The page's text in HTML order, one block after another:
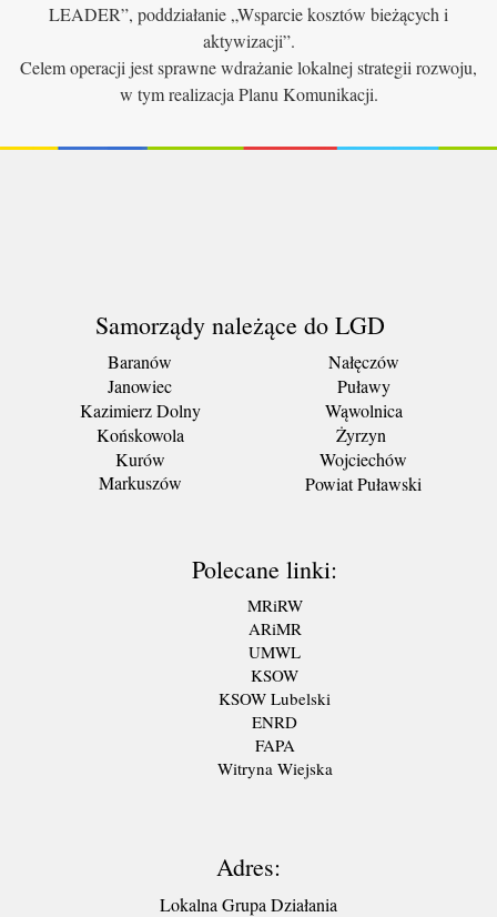
LEADER”, poddziałanie „Wsparcie kosztów bieżących i
aktywizacji”.
Celem operacji jest sprawne wdrażanie lokalnej strategii rozwoju,
w tym realizacja Planu Komunikacji.
Samorządy należące do LGD
Baranów
Janowiec
Kazimierz Dolny
Końskowola
Kurów
Markuszów
Nałęczów
Puławy
Wąwolnica
Żyrzyn
Wojciechów
Powiat Puławski
Polecane linki:
MRiRW
ARiMR
UMWL
KSOW
KSOW Lubelski
ENRD
FAPA
Witryna Wiejska
Adres:
Lokalna Grupa Działania